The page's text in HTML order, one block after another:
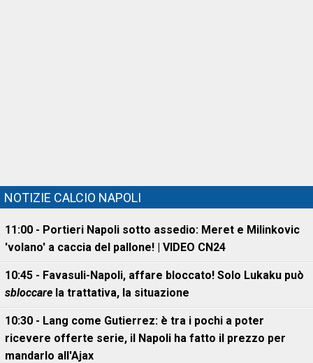
NOTIZIE CALCIO NAPOLI
11:00 - Portieri Napoli sotto assedio: Meret e Milinkovic
'volano' a caccia del pallone! | VIDEO CN24
10:45 - Favasuli-Napoli, affare bloccato! Solo Lukaku può
sbloccare la trattativa, la situazione
10:30 - Lang come Gutierrez: è tra i pochi a poter
ricevere offerte serie, il Napoli ha fatto il prezzo per
mandarlo all'Ajax